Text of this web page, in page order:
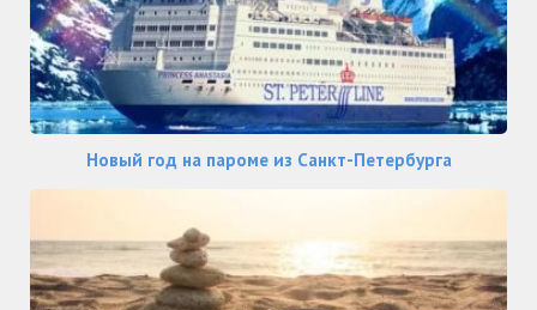
Новый год на пароме из Санкт-Петербурга